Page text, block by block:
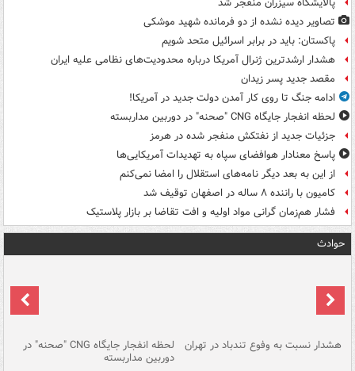
پالایشگاه سیزران منفجر شد
تصاویر دیده‌ نشده از دو فرمانده شهید موشکی
پاکستان: باید در برابر اسرائیل متحد شویم
هشدار ارشدترین ژنرال آمریکا درباره محدودیت‌های نظامی علیه ایران
مقصد جدید پسر زیدان
ادامه جنگ تا روی کار آمدن دولت جدید در آمریکا!
لحظه انفجار جایگاه CNG "صحنه" در دوربین مداربسته
جزئیات جدید از نفتکش منفجر شده در هرمز
پاسخ معنادار هوافضای سپاه به تهدیدات آمریکایی‌ها
از این به بعد دیگر نامه‌های استقلال را امضا نمی‌کنم
کامیون با راننده ۸ ساله در اصفهان توقیف شد
فشار هم‌زمان گرانی مواد اولیه و افت تقاضا بر بازار پلاستیک
حوادث
هشدار نسبت به وفوع تندباد در تهران لحظه انفجار جایگاه CNG "صحنه" در
دوربین مداربسته